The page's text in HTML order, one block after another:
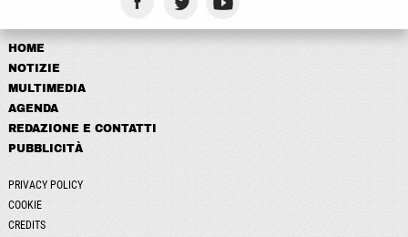
HOME
NOTIZIE
MULTIMEDIA
AGENDA
REDAZIONE E CONTATTI
PUBBLICITÀ
PRIVACY POLICY
COOKIE
CREDITS